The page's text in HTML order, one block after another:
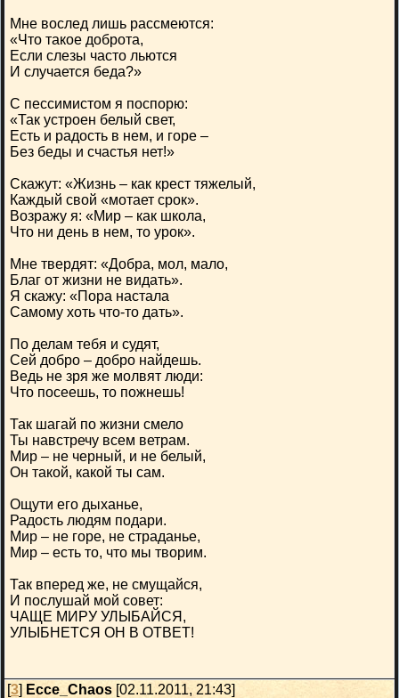
Мне вослед лишь рассмеются:
«Что такое доброта,
Если слезы часто льются
И случается беда?»
С пессимистом я поспорю:
«Так устроен белый свет,
Есть и радость в нем, и горе –
Без беды и счастья нет!»
Скажут: «Жизнь – как крест тяжелый,
Каждый свой «мотает срок».
Возражу я: «Мир – как школа,
Что ни день в нем, то урок».
Мне твердят: «Добра, мол, мало,
Благ от жизни не видать».
Я скажу: «Пора настала
Самому хоть что-то дать».
По делам тебя и судят,
Сей добро – добро найдешь.
Ведь не зря же молвят люди:
Что посеешь, то пожнешь!
Так шагай по жизни смело
Ты навстречу всем ветрам.
Мир – не черный, и не белый,
Он такой, какой ты сам.
Ощути его дыханье,
Радость людям подари.
Мир – не горе, не страданье,
Мир – есть то, что мы творим.
Так вперед же, не смущайся,
И послушай мой совет:
ЧАЩЕ МИРУ УЛЫБАЙСЯ,
УЛЫБНЕТСЯ ОН В ОТВЕТ!
[3] Ecce_Chaos [02.11.2011, 21:43]